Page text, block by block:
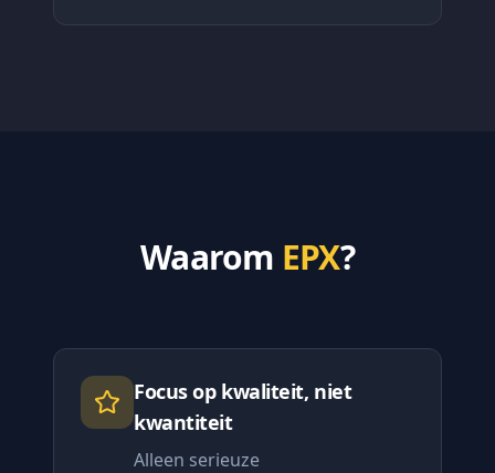
Waarom EPX?
Focus op kwaliteit, niet
kwantiteit
Alleen serieuze